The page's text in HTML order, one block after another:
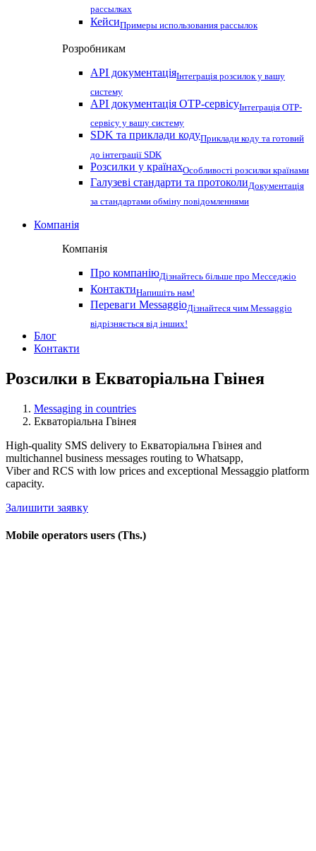
рассылках
КейсиПримеры использования рассылок
Розробникам
API документаціяІнтеграція розсилок у вашу
систему
API документація OTP-сервісуІнтеграція OTP-
сервісу у вашу систему
SDK та приклади кодуПриклади коду та готовий
до інтеграції SDK
Розсилки у країнахОсобливості розсилки країнами
Галузеві стандарти та протоколиДокументація
за стандартами обміну повідомленнями
Компанія
Компанія
Про компаніюДізнайтесь більше про Месседжіо
КонтактиНапишіть нам!
Переваги MessaggioДізнайтеся чим Messaggio
відрізняється від інших!
Блог
Контакти
Розсилки в Екваторіальна Гвінея
Messaging in countries
Екваторіальна Гвінея
High-quality SMS delivery to Екваторіальна Гвінея and
multichannel business messages routing to Whatsapp,
Viber and RCS with low prices and exceptional Messaggio platform
capacity.
Залишити заявку
Mobile operators users (Ths.)